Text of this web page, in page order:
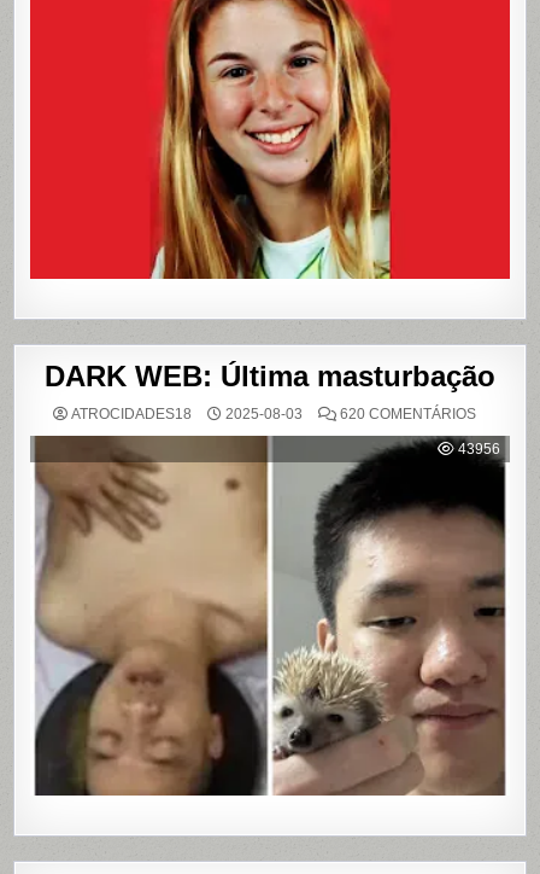
DARK WEB: Última masturbação
ATROCIDADES18 2025-08-03 620 COMENTÁRIOSEM
WEB:
ÚLTIMA
43956